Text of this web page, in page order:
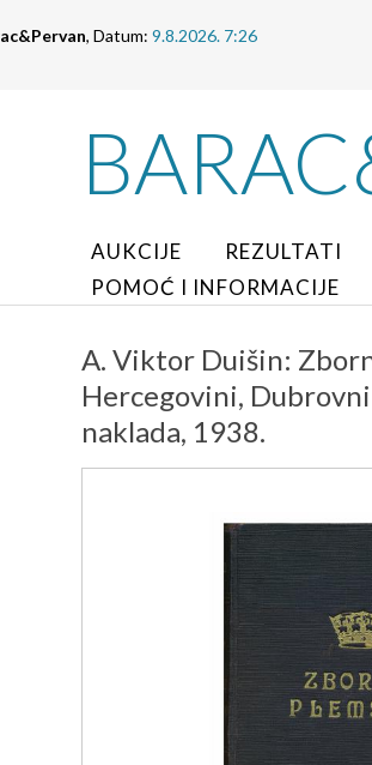
, Datum: 9.8.2026. 7:26
AUKCIJE
REZULTATI
POMOĆ I INFORMACIJE
A. Viktor Duišin:
Hercegovini,
naklada, 1938.